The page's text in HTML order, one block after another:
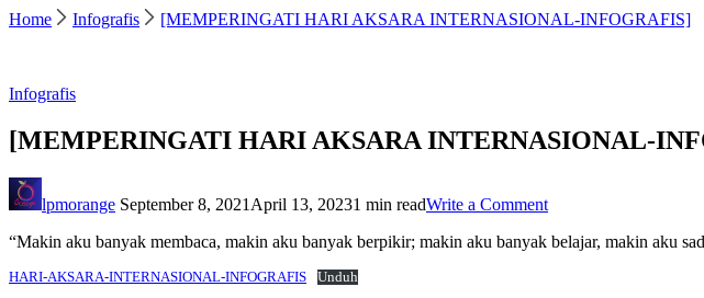
Home Infografis [MEMPERINGATI HARI AKSARA INTERNASIONAL-INFOGRAFIS]
Infografis
[MEMPERINGATI HARI AKSARA INTERNASIONAL-
lpmorange September 8, 2021 April 13, 20231 min readWrite a Comment[MEMPERINGATI
AKSARA
“Makin aku banyak membaca, makin aku banyak berpikir; makin aku banyak belajar, makin aku
HARI-AKSARA-INTERNASIONAL-INFOGRAFIS Unduh